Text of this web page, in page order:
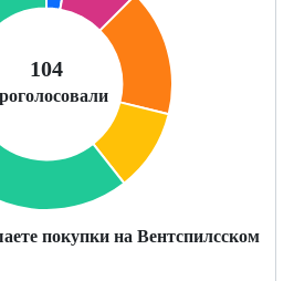
покупки на Вентспилсском